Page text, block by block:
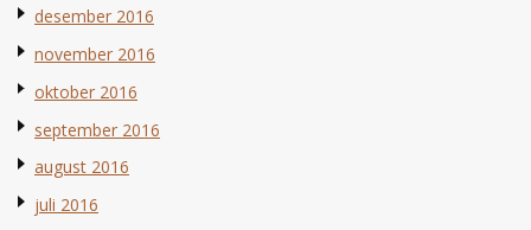
desember 2016
november 2016
oktober 2016
september 2016
august 2016
juli 2016